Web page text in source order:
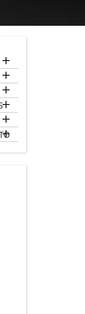





